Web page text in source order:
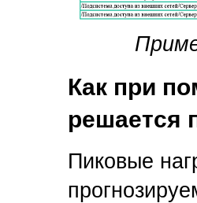
Как при
решается
Пиковые